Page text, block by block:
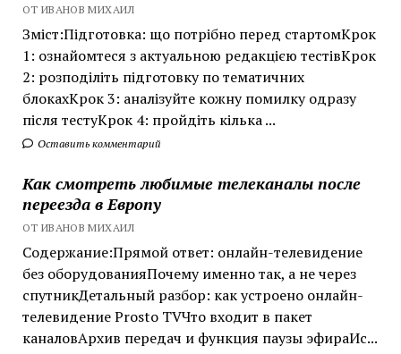
ОТ ИВАНОВ МИХАИЛ
Зміст:Підготовка: що потрібно перед стартомКрок
1: ознайомтеся з актуальною редакцією тестівКрок
2: розподіліть підготовку по тематичних
блокахКрок 3: аналізуйте кожну помилку одразу
після тестуКрок 4: пройдіть кілька ...
Оставить комментарий
Как смотреть любимые телеканалы после
переезда в Европу
ОТ ИВАНОВ МИХАИЛ
Содержание:Прямой ответ: онлайн-телевидение
без оборудованияПочему именно так, а не через
спутникДетальный разбор: как устроено онлайн-
телевидение Prosto TVЧто входит в пакет
каналовАрхив передач и функция паузы эфираИс...